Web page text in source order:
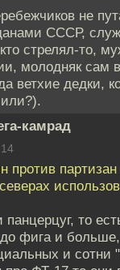
не
СССР,
стрелял-то,
молодняк сам
ветхие дедки,
камрад
против
то
фига и больше,
и